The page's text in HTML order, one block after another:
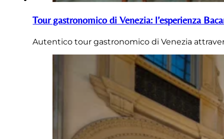
Tour gastronomico di Venezia: l’esperienza
Autentico tour gastronomico di Venezia